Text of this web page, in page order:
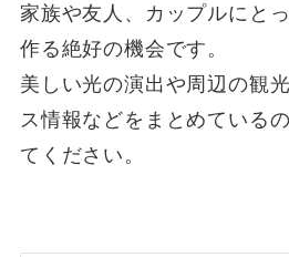
家族や友人、カップルにと
作る絶好の機会です。
美しい光の演出や周辺の観
ス情報などをまとめている
てください。